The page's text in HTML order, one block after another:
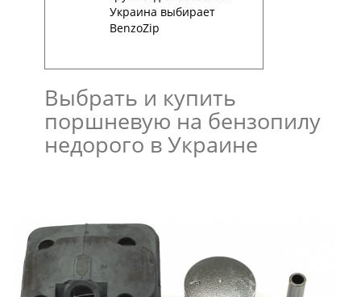
Украина выбирает
BenzoZip
Выбрать и купить
поршневую на бензопилу
недорого в Украине